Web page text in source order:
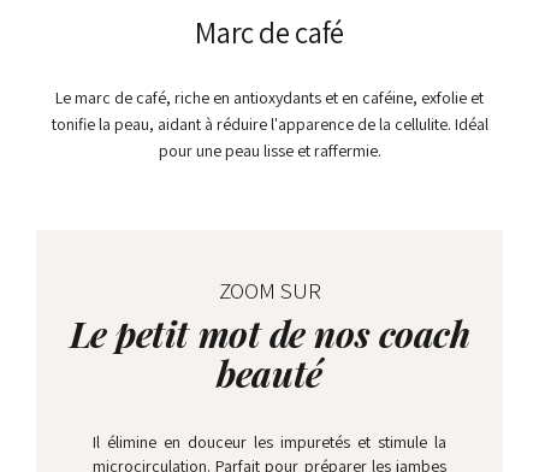
Marc de café
Le marc de café, riche en antioxydants et en caféine, exfolie et
tonifie la peau, aidant à réduire l'apparence de la cellulite. Idéal
pour une peau lisse et raffermie.
ZOOM SUR
Le petit mot de nos coach
beauté
Il élimine en douceur les impuretés et stimule la
microcirculation. Parfait pour préparer les jambes